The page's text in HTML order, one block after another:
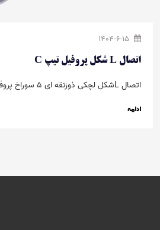
اتصال L شکل پروفیل تیپ C
اتصال Lشکل لچکی ذوزنقه ای 5 سوراخ پروفیل تیپ C
ادامه